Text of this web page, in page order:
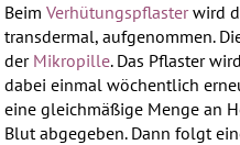
BeimVerhütungspflasterwird
transdermal, aufgenommen.
der Mikropille. Das Pflaster
dabei einmal wöchentlich
eine gleichmäßige Menge an
Blut abgegeben. Dann folgt